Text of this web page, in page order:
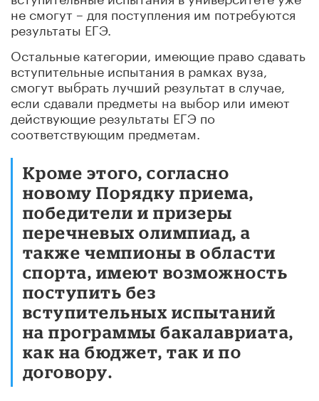
не смогут – для поступления им потребуются
результаты ЕГЭ.
Остальные категории, имеющие право сдавать
вступительные испытания в рамках вуза,
смогут выбрать лучший результат в случае,
если сдавали предметы на выбор или имеют
действующие результаты ЕГЭ по
соответствующим предметам.
Кроме этого, согласно
новому Порядку приема,
победители и призеры
перечневых олимпиад, а
также чемпионы в области
спорта, имеют возможность
поступить без
вступительных испытаний
на программы бакалавриата,
как на бюджет, так и по
договору.